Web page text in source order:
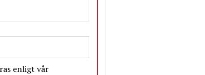
enligt vår